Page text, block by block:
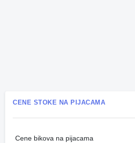
CENE STOKE NA PIJACAMA
Cene bikova na pijacama